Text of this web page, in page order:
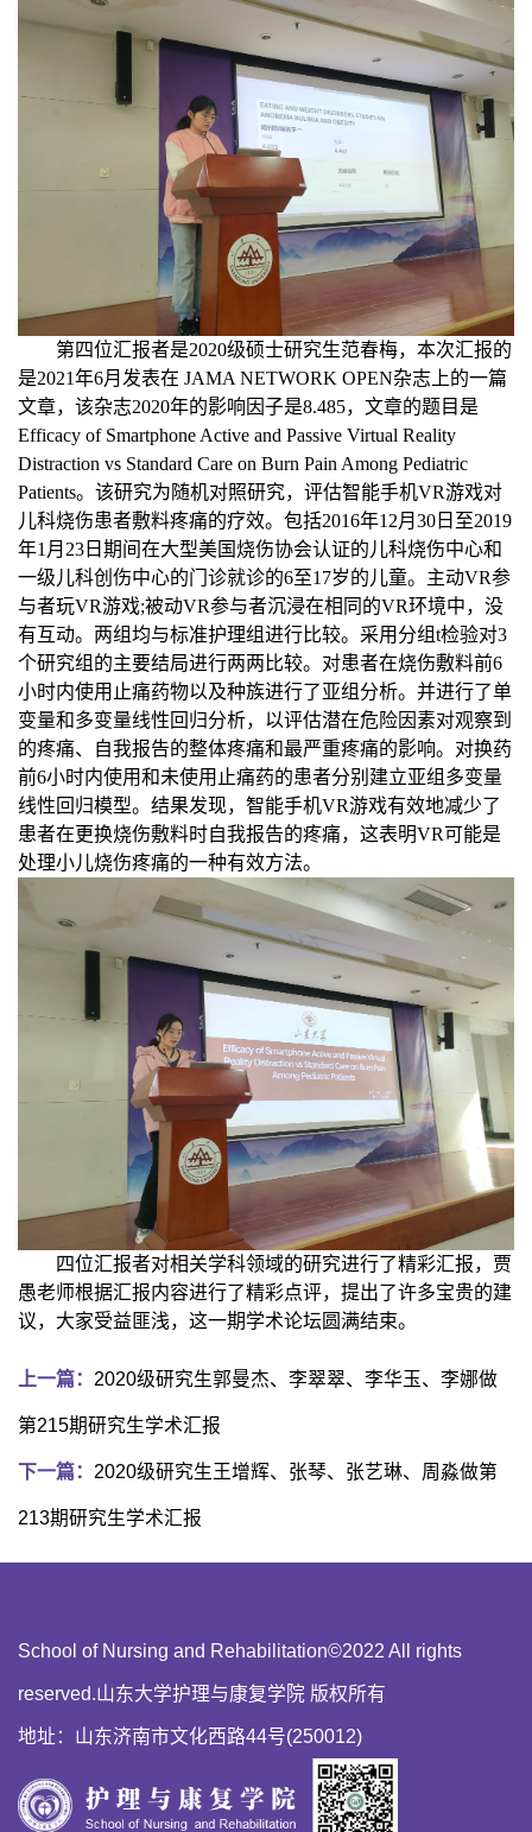
第四位汇报者是2020级硕士研究生范春梅，本次汇报的
是2021年6月发表在 JAMA NETWORK OPEN杂志上的一篇
文章，该杂志2020年的影响因子是8.485，文章的题目是
Efficacy of Smartphone Active and Passive Virtual Reality
Distraction vs Standard Care on Burn Pain Among Pediatric
Patients。该研究为随机对照研究，评估智能手机VR游戏对
儿科烧伤患者敷料疼痛的疗效。包括2016年12月 30 日至2019
年1 月 23 日期间在大型美国烧伤协会认证的儿科烧伤中心和
一级儿科创伤中心的门诊就诊的6至17岁的儿童。主动VR参
与者玩VR游戏;被动VR参与者沉浸在相同的VR环境中，没
有互动。两组均与标准护理组进行比较。采用分组t检验对3
个研究组的主要结局进行两两比较。对患者在烧伤敷料前6
小时内使用止痛药物以及种族进行了亚组分析。并进行了单
变量和多变量线性回归分析，以评估潜在危险因素对观察到
的疼痛、自我报告的整体疼痛和最严重疼痛的影响。对换药
前6小时内使用和未使用止痛药的患者分别建立亚组多变量
线性回归模型。结果发现，智能手机VR游戏有效地减少了
患者在更换烧伤敷料时自我报告的疼痛，这表明VR可能是
处理小儿烧伤疼痛的一种有效方法。
四位汇报者对相关学科领域的研究进行了精彩汇报，贾
愚老师根据汇报内容进行了精彩点评，提出了许多宝贵的建
议，大家受益匪浅，这一期学术论坛圆满结束。
上一篇： 2020级研究生郭曼杰、李翠翠、李华玉、李娜做
第215期研究生学术汇报
下一篇： 2020级研究生王增辉、张琴、张艺琳、周淼做第
213期研究生学术汇报
School of Nursing and Rehabilitation©2022 All rights
reserved.山东大学护理与康复学院 版权所有
地址：山东济南市文化西路44号(250012)